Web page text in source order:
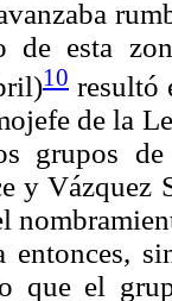
de esta
10 resultó
de la
grupos
y Vázquez
entonces,
que el